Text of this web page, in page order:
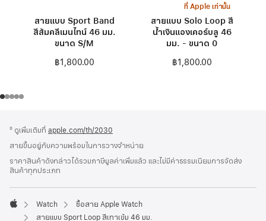
สายแบบ Sport Band
สีส้มคลีเมนไทน์ 46 มม.
ขนาด S/M
฿1,800.00
ที่ Apple เท่านั้น
สายแบบ Solo Loop สี
น้ำเงินแองเคอร์บลู 46
มม. - ขนาด 0
฿1,800.00
ส่วน
ท้าย
กระดาษ
เชิงอรรถ
º ดูเพิ่มเติมที่ apple.com/th/2030
สายขึ้นอยู่กับความพร้อมในการวางจำหน่าย
ราคาสินค้าดังกล่าวได้รวมภาษีมูลค่าเพิ่มแล้ว และไม่มีค่าธรรมเนียมการจัดส่ง
สินค้าทุกประเภท
Apple
Watch
ซื้อสาย Apple Watch
สายแบบ Sport Loop สีเทาเข้ม 46 มม.